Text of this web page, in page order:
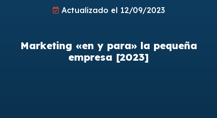
Actualizado el 12/09/2023
Marketing «en y para» la pequeña
empresa [2023]